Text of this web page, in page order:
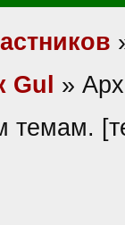
Gul
»
темам.